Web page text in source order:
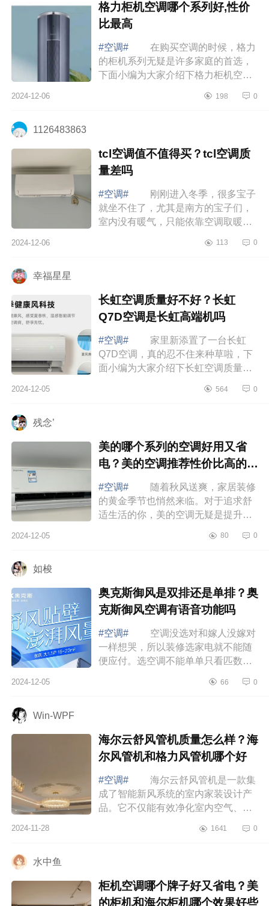
格力柜机空调哪个系列好,性价
比最高
#空调#
在购买空调的时候，格力
的柜机系列无疑是许多家庭的首选，
下面小编为大家介绍下格力柜机空调
空调哪个系列好,性价比最高 过年
2024-12-06 198 0
1126483863
tcl空调值不值得买？tcl空调质
量差吗
#空调#
刚刚进入冬季，很多宝子
就坐不住了，尤其是南方的宝子们，
室内没有暖气，只能依靠空调取暖。
得买？tcl空调质量差吗 tcl空调值
2024-12-06 113 0
幸福星星
长虹空调质量好不好？长虹
Q7D空调是长虹高端机吗
#空调#
家里新添置了一台长虹
Q7D空调，真的忍不住来种草啦，下
面小编为大家介绍下长虹空调质量好
吗 长虹空调质量好不好 长虹
2024-12-05 564 0
残念’
美的哪个系列的空调好用又省
电？美的空调推荐性价比高的有
哪些
#空调#
随着秋风送爽，家居装修
的黄金季节也悄然来临。对于追求舒
适生活的你，美的空调无疑是提升家
介绍下美的哪个系列的空调好用又省
2024-12-05 80 0
如梭
奥克斯御风是双排还是单排？奥
克斯御风空调有语音功能吗
#空调#
空调没选对和嫁人没嫁对
一样想哭，所以装修选家电就不能随
便应付。选空调不能单单只看匹数，
大家介绍下奥克斯御风是双排还是单
2024-12-05 66 0
Win-WPF
海尔云舒风管机质量怎么样？海
尔风管机和格力风管机哪个好
#空调#
海尔云舒风管机是一款集
成了智能新风系统的室内家装设计产
品。它不仅能有效净化室内空气、通
节，满足您对室内空气质量的高要
2024-11-28 1641 0
水中鱼
柜机空调哪个牌子好又省电？美
的柜机和海尔柜机哪个效果好些